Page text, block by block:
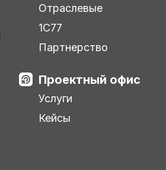
Отраслевые
1С77
Партнерство
Проектный офис
Услуги
Кейсы